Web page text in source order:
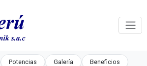
Potencias Galería Beneficios